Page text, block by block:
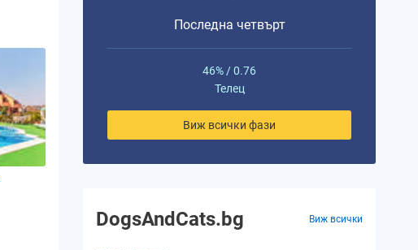
Последна четвърт
46% / 0.76
Телец
Виж всички фази
DogsAndCats.bg Виж всички